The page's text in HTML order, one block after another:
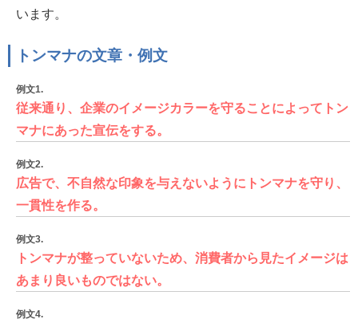
います。
トンマナの文章・例文
例文1.
従来通り、企業のイメージカラーを守ることによってトン
マナにあった宣伝をする。
例文2.
広告で、不自然な印象を与えないようにトンマナを守り、
一貫性を作る。
例文3.
トンマナが整っていないため、消費者から見たイメージは
あまり良いものではない。
例文4.